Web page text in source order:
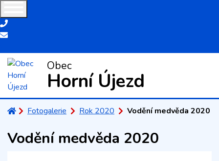
+420 581 622 693
obec@horni-ujezd.cz
Obec
Horní Újezd
Úvodní stránka
Fotogalerie Rok 2020 Vodění medvěda 2020
Vodění medvěda 2020